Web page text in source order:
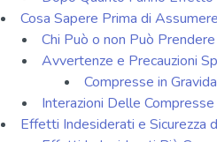
Cosa Sapere Prima di
Chi Può o non Può
Avvertenze e Precauzioni
Compresse in
Interazioni Delle
Effetti Indesiderati e Sicurezza